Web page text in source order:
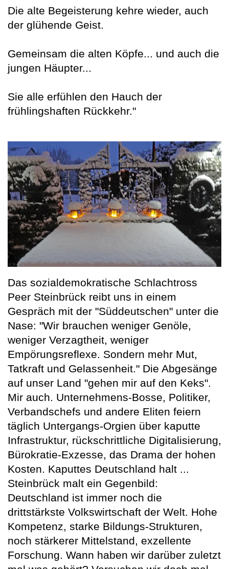
Die alte Begeisterung kehre wieder, auch
der glühende Geist.
Gemeinsam die alten Köpfe... und auch die
jungen Häupter...
Sie alle erfühlen den Hauch der
frühlingshaften Rückkehr."
Das sozialdemokratische Schlachtross
Peer Steinbrück reibt uns in einem
Gespräch mit der "Süddeutschen" unter die
Nase: "Wir brauchen weniger Genöle,
weniger Verzagtheit, weniger
Empörungsreflexe. Sondern mehr Mut,
Tatkraft und Gelassenheit." Die Abgesänge
auf unser Land "gehen mir auf den Keks".
Mir auch. Unternehmens-Bosse, Politiker,
Verbandschefs und andere Eliten feiern
täglich Untergangs-Orgien über kaputte
Infrastruktur, rückschrittliche Digitalisierung,
Bürokratie-Exzesse, das Drama der hohen
Kosten. Kaputtes Deutschland halt ...
Steinbrück malt ein Gegenbild:
Deutschland ist immer noch die
drittstärkste Volkswirtschaft der Welt. Hohe
Kompetenz, starke Bildungs-Strukturen,
noch stärkerer Mittelstand, exzellente
Forschung. Wann haben wir darüber zuletzt